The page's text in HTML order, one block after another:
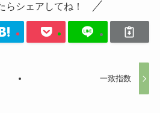
らシェアしてね！
一致指数